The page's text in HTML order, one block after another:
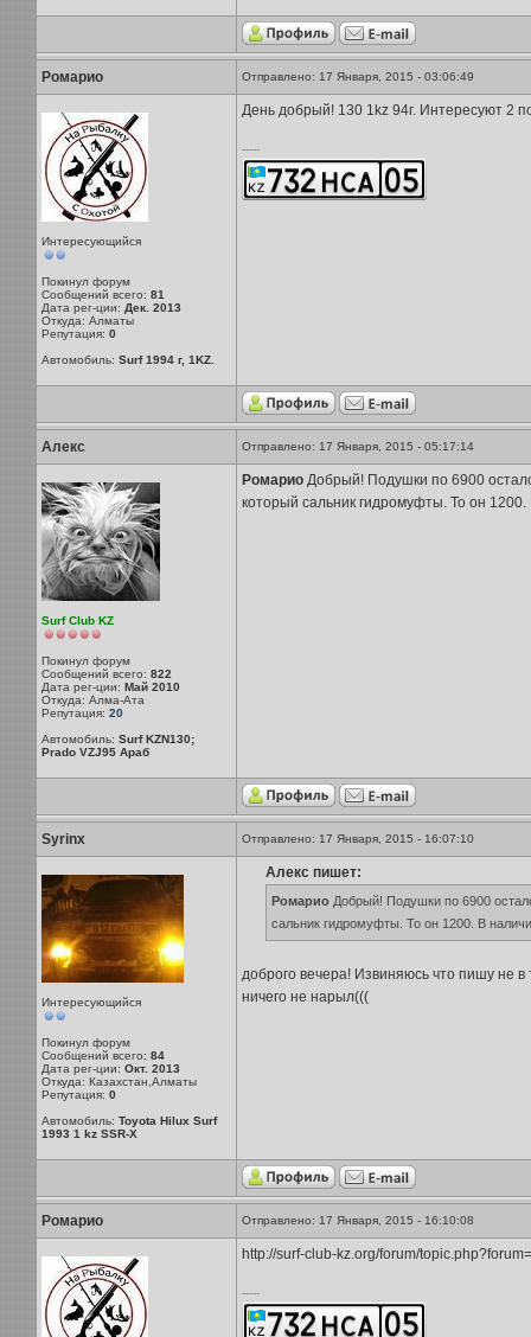
Ромарио Отправлено: 17 Января, 2015 - 03:06:49
Интересующийся
Покинул форум
Сообщений всего: 81
Дата рег-ции: Дек. 2013
Откуда: Алматы
Репутация: 0
Автомобиль: Surf 1994 г, 1KZ.
День добрый! 130 1kz 94г. Интересуют 2
-----
Алекс Отправлено: 17 Января, 2015 - 05:17:14
Surf Club KZ
Покинул форум
Сообщений всего: 822
Дата рег-ции: Май 2010
Откуда: Алма-Ата
Репутация: 20
Автомобиль: Surf KZN130;
Prado VZJ95 Араб
РомариоДобрый! Подушки по 6900
который сальник гидромуфты. То он 1200.
Syrinx Отправлено: 17 Января, 2015 - 16:07:10
Интересующийся
Покинул форум
Сообщений всего: 84
Дата рег-ции: Окт. 2013
Откуда: Казахстан,Алматы
Репутация: 0
Автомобиль: Toyota Hilux Surf
1993 1 kz SSR-X
Алекс пишет:
РомариоДобрый! Подушки по 6900
сальник гидромуфты. То он 1200. В
доброго вечера! Извиняюсь что пишу не
ничего не нарыл(((
Ромарио Отправлено: 17 Января, 2015 - 16:10:08
http://surf-club-kz.org/forum/
-----